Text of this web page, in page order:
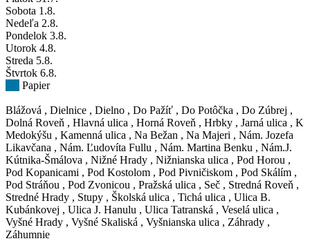
Sobota 1 .8.
Nedeľa 2.8.
Pondelok 3.8.
Utorok 4.8.
Streda 5.8.
Štvrtok 6.8.
Papier
Blážová , Dielnice , Dielno , Do Pažíť , Do Potôčka , Do Zúbrej ,
Dolná Roveň , Hlavná ulica , Horná Roveň , Hrbky , Jarná ulica , K
Medokýšu , Kamenná ulica , Na Bežan , Na Majeri , Nám. Jozefa
Likavčana , Nám. Ľudovíta Fullu , Nám. Martina Benku , Nám.J.
Kútnika-Šmálova , Nižné Hrady , Nižnianska ulica , Pod Horou ,
Pod Kopanicami , Pod Kostolom , Pod Pivničiskom , Pod Skálím ,
Pod Stráňou , Pod Zvonicou , Pražská ulica , Seč , Stredná Roveň ,
Stredné Hrady , Stupy , Školská ulica , Tichá ulica , Ulica B.
Kubánkovej , Ulica J. Hanulu , Ulica Tatranská , Veselá ulica ,
Vyšné Hrady , Vyšné Skaliská , Vyšnianska ulica , Záhrady ,
Záhumnie